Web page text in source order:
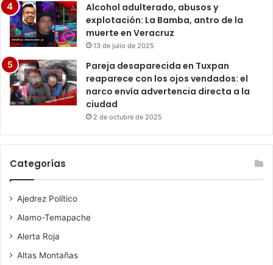
Alcohol adulterado, abusos y
explotación: La Bamba, antro de la
muerte en Veracruz
13 de julio de 2025
Pareja desaparecida en Tuxpan
reaparece con los ojos vendados: el
narco envía advertencia directa a la
ciudad
2 de octubre de 2025
Categorías
Ajedrez Político
Alamo-Temapache
Alerta Roja
Altas Montañas